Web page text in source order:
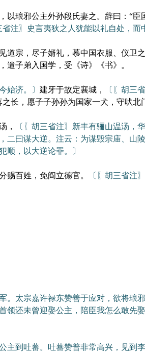
琅邪公主外孙段氏妻之。辞曰：“臣
省注〗史言夷狄之人犹能以礼自处，而
宗，尽子婿礼，慕中国衣服、仪卫
遣子弟入国学，受《诗》《书》。
始济。〕 建牙于故定襄城，
〔〖胡三
长，愿子子孙孙为国家一犬，守吠北
， 〔〖胡三省注〗新丰有骊山温汤，
二曰谋大逆。注云：为谋毁宗庙、
顺，以大逆论罪。〕
百姓，免阎立德官。 〔〖胡三省注
太宗嘉许禄东赞善于应对，欲将琅
还未曾迎娶公主，陪臣我怎么敢先
到吐蕃。吐蕃赞普非常高兴，见到